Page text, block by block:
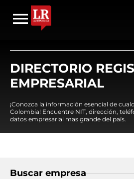
DIRECTORIO
EMPRESARIAL
¡Conozca la información esencial de
Colombia! Encuentre NIT, dirección,
datos empresarial mas grande del país.
Buscar empresa